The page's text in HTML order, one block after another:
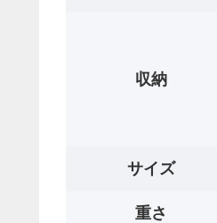
収納
サイズ
重さ